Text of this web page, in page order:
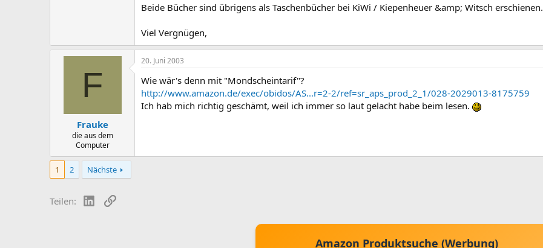
Beide Bücher sind übrigens als Taschenbücher bei KiWi / Kiepenheuer &amp; Witsch erschienen.
Viel Vergnügen,
F
Frauke
die aus dem
Computer
20. Juni 2003
Wie wär's denn mit "Mondscheintarif"?
http://www.amazon.de/exec/obidos/AS...r=2-2/ref=sr_aps_prod_2_1/028-2029013-8175759
Ich hab mich richtig geschämt, weil ich immer so laut gelacht habe beim lesen.
1 2 Nächste
Teilen: LinkedIn
Link
Amazon Produktsuche (Werbung)